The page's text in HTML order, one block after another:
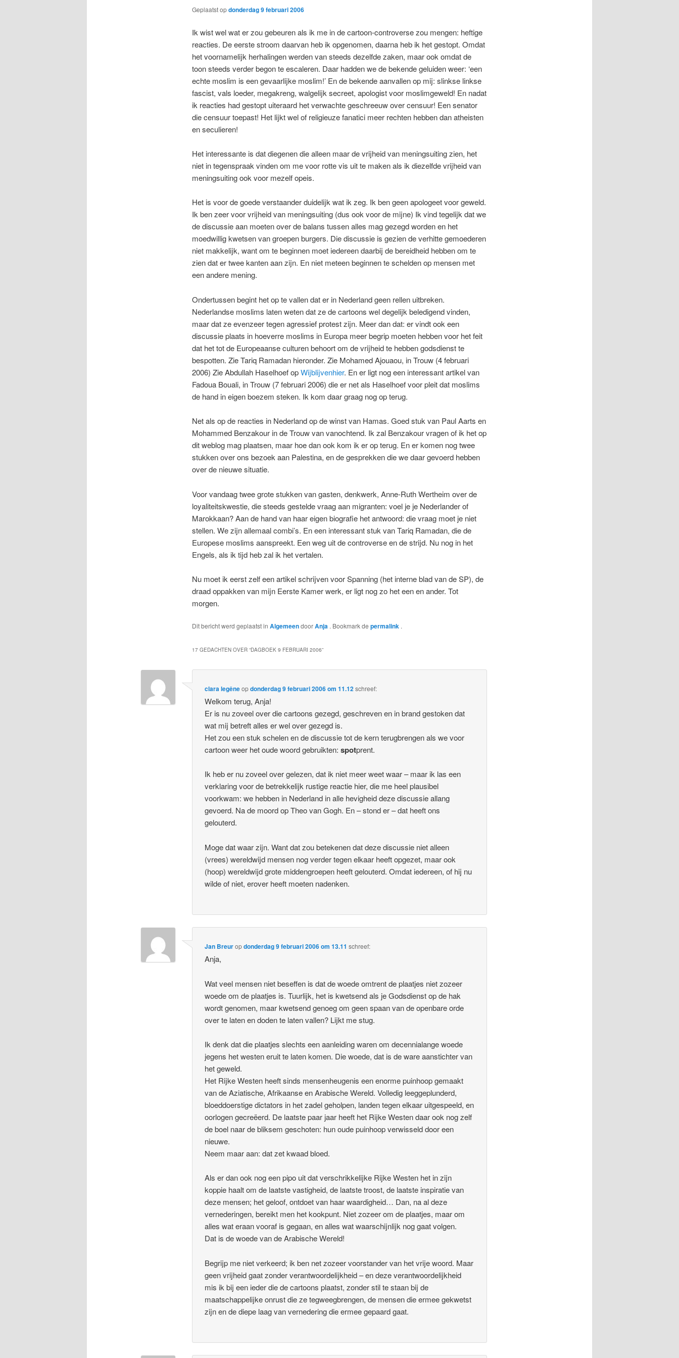
Geplaatst opdonderdag 9 februari 2006
Ik wist wel wat er zou gebeuren als ik me in de cartoon-controverse zou mengen: heftige
reacties. De eerste stroom daarvan heb ik opgenomen, daarna heb ik het gestopt. Omdat
het voornamelijk herhalingen werden van steeds dezelfde zaken, maar ook omdat de
toon steeds verder begon te escaleren. Daar hadden we de bekende geluiden weer: ‘een
echte moslim is een gevaarlijke moslim!’ En de bekende aanvallen op mij: slinkse linkse
fascist, vals loeder, megakreng, walgelijk secreet, apologist voor moslimgeweld! En nadat
ik reacties had gestopt uiteraard het verwachte geschreeuw over censuur! Een senator
die censuur toepast! Het lijkt wel of religieuze fanatici meer rechten hebben dan atheisten
en seculieren!
Het interessante is dat diegenen die alleen maar de vrijheid van meningsuiting zien, het
niet in tegenspraak vinden om me voor rotte vis uit te maken als ik diezelfde vrijheid van
meningsuiting ook voor mezelf opeis.
Het is voor de goede verstaander duidelijk wat ik zeg. Ik ben geen apologeet voor geweld.
Ik ben zeer voor vrijheid van meningsuiting (dus ook voor de mijne) Ik vind tegelijk dat we
de discussie aan moeten over de balans tussen alles mag gezegd worden en het
moedwillig kwetsen van groepen burgers. Die discussie is gezien de verhitte gemoederen
niet makkelijk, want om te beginnen moet iedereen daarbij de bereidheid hebben om te
zien dat er twee kanten aan zijn. En niet meteen beginnen te schelden op mensen met
een andere mening.
Ondertussen begint het op te vallen dat er in Nederland geen rellen uitbreken.
Nederlandse moslims laten weten dat ze de cartoons wel degelijk beledigend vinden,
maar dat ze evenzeer tegen agressief protest zijn. Meer dan dat: er vindt ook een
discussie plaats in hoeverre moslims in Europa meer begrip moeten hebben voor het feit
dat het tot de Europeaanse culturen behoort om de vrijheid te hebben godsdienst te
bespotten. Zie Tariq Ramadan hieronder. Zie Mohamed Ajouaou, in Trouw (4 februari
2006) Zie Abdullah Haselhoef opWijblijvenhier. En er ligt nog een interessant artikel van
Fadoua Bouali, in Trouw (7 februari 2006) die er net als Haselhoef voor pleit dat moslims
de hand in eigen boezem steken. Ik kom daar graag nog op terug.
Net als op de reacties in Nederland op de winst van Hamas. Goed stuk van Paul Aarts en
Mohammed Benzakour in de Trouw van vanochtend. Ik zal Benzakour vragen of ik het op
dit weblog mag plaatsen, maar hoe dan ook kom ik er op terug. En er komen nog twee
stukken over ons bezoek aan Palestina, en de gesprekken die we daar gevoerd hebben
over de nieuwe situatie.
Voor vandaag twee grote stukken van gasten, denkwerk, Anne-Ruth Wertheim over de
loyaliteitskwestie, die steeds gestelde vraag aan migranten: voel je je Nederlander of
Marokkaan? Aan de hand van haar eigen biografie het antwoord: die vraag moet je niet
stellen. We zijn allemaal combi’s. En een interessant stuk van Tariq Ramadan, die de
Europese moslims aanspreekt. Een weg uit de controverse en de strijd. Nu nog in het
Engels, als ik tijd heb zal ik het vertalen.
Nu moet ik eerst zelf een artikel schrijven voor Spanning (het interne blad van de SP), de
draad oppakken van mijn Eerste Kamer werk, er ligt nog zo het een en ander. Tot
morgen.
Dit bericht werd geplaatst in AlgemeendoorAnja . Bookmark de permalink .
17 GEDACHTEN OVER “DAGBOEK 9 FEBRUARI 2006”
clara legêneopdonderdag 9 februari 2006 om 11.12schreef:
Welkom terug, Anja!
Er is nu zoveel over die cartoons gezegd, geschreven en in brand gestoken dat
wat mij betreft alles er wel over gezegd is.
Het zou een stuk schelen en de discussie tot de kern terugbrengen als we voor
cartoon weer het oude woord gebruikten:spotprent.
Ik heb er nu zoveel over gelezen, dat ik niet meer weet waar – maar ik las een
verklaring voor de betrekkelijk rustige reactie hier, die me heel plausibel
voorkwam: we hebben in Nederland in alle hevigheid deze discussie allang
gevoerd. Na de moord op Theo van Gogh. En – stond er – dat heeft ons
gelouterd.
Moge dat waar zijn. Want dat zou betekenen dat deze discussie niet alleen
(vrees) wereldwijd mensen nog verder tegen elkaar heeft opgezet, maar ook
(hoop) wereldwijd grote middengroepen heeft gelouterd. Omdat iedereen, of hij nu
wilde of niet, erover heeft moeten nadenken.
Jan Breuropdonderdag 9 februari 2006 om 13.11 schreef:
Anja,
Wat veel mensen niet beseffen is dat de woede omtrent de plaatjes niet zozeer
woede om de plaatjes is. Tuurlijk, het is kwetsend als je Godsdienst op de hak
wordt genomen, maar kwetsend genoeg om geen spaan van de openbare orde
over te laten en doden te laten vallen? Lijkt me stug.
Ik denk dat die plaatjes slechts een aanleiding waren om decennialange woede
jegens het westen eruit te laten komen. Die woede, dat is de ware aanstichter van
het geweld.
Het Rijke Westen heeft sinds mensenheugenis een enorme puinhoop gemaakt
van de Aziatische, Afrikaanse en Arabische Wereld. Volledig leeggeplunderd,
bloeddoerstige dictators in het zadel geholpen, landen tegen elkaar uitgespeeld, en
oorlogen gecreëerd. De laatste paar jaar heeft het Rijke Westen daar ook nog zelf
de boel naar de bliksem geschoten: hun oude puinhoop verwisseld door een
nieuwe.
Neem maar aan: dat zet kwaad bloed.
Als er dan ook nog een pipo uit dat verschrikkelijke Rijke Westen het in zijn
koppie haalt om de laatste vastigheid, de laatste troost, de laatste inspiratie van
deze mensen; het geloof, ontdoet van haar waardigheid… Dan, na al deze
vernederingen, bereikt men het kookpunt. Niet zozeer om de plaatjes, maar om
alles wat eraan vooraf is gegaan, en alles wat waarschijnlijk nog gaat volgen.
Dat is de woede van de Arabische Wereld!
Begrijp me niet verkeerd; ik ben net zozeer voorstander van het vrije woord. Maar
geen vrijheid gaat zonder verantwoordelijkheid – en deze verantwoordelijkheid
mis ik bij een ieder die de cartoons plaatst, zonder stil te staan bij de
maatschappelijke onrust die ze tegweegbrengen, de mensen die ermee gekwetst
zijn en de diepe laag van vernedering die ermee gepaard gaat.